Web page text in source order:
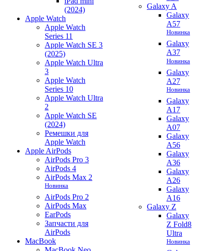
(2024)
Apple Watch
Apple Watch
Series 11
Apple Watch SE 3
(2025)
Apple Watch Ultra
3
Apple Watch
Series 10
Apple Watch Ultra
2
Apple Watch SE
(2024)
Ремешки для
Apple Watch
Apple AirPods
AirPods Pro 3
AirPods 4
AirPods Max 2
Новинка
AirPods Pro 2
AirPods Max
EarPods
Запчасти для
AirPods
MacBook
Galaxy A
Galaxy
A57
Новинка
Galaxy
A37
Новинка
Galaxy
A27
Новинка
Galaxy
A17
Galaxy
A07
Galaxy
A56
Galaxy
A36
Galaxy
A26
Galaxy
A16
Galaxy Z
Galaxy
Z Fold8
Ultra
Новинка